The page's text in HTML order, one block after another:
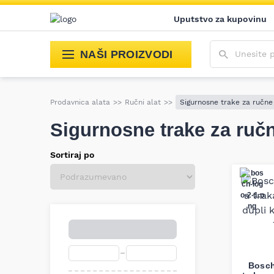
Uputstvo za kupovinu
NAŠI PROIZVODI
Prodavnica alata >> Ručni alat >> Sigurnosne trake za
Sigurnosne trake za
Sortiraj po